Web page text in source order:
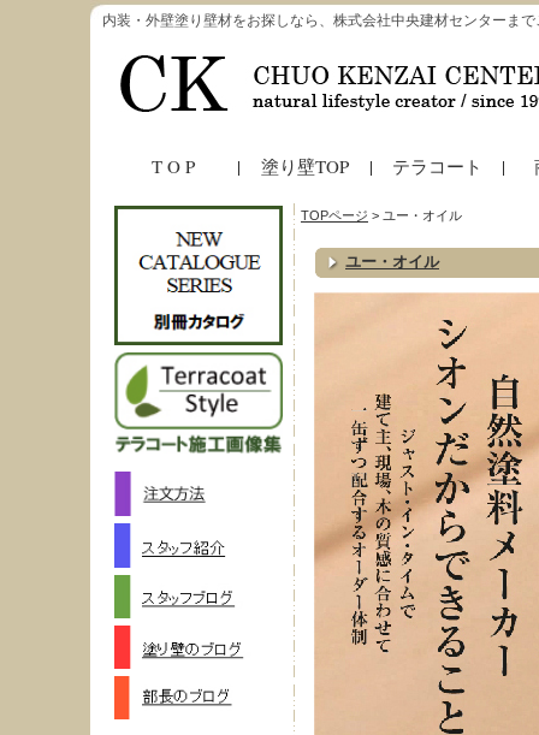
内装・外壁塗り壁材をお探しなら、株式会社中央建材センターま
T O P 塗り壁TOP テラコート
TOPページ > ユー・オイル
ユー・オイル